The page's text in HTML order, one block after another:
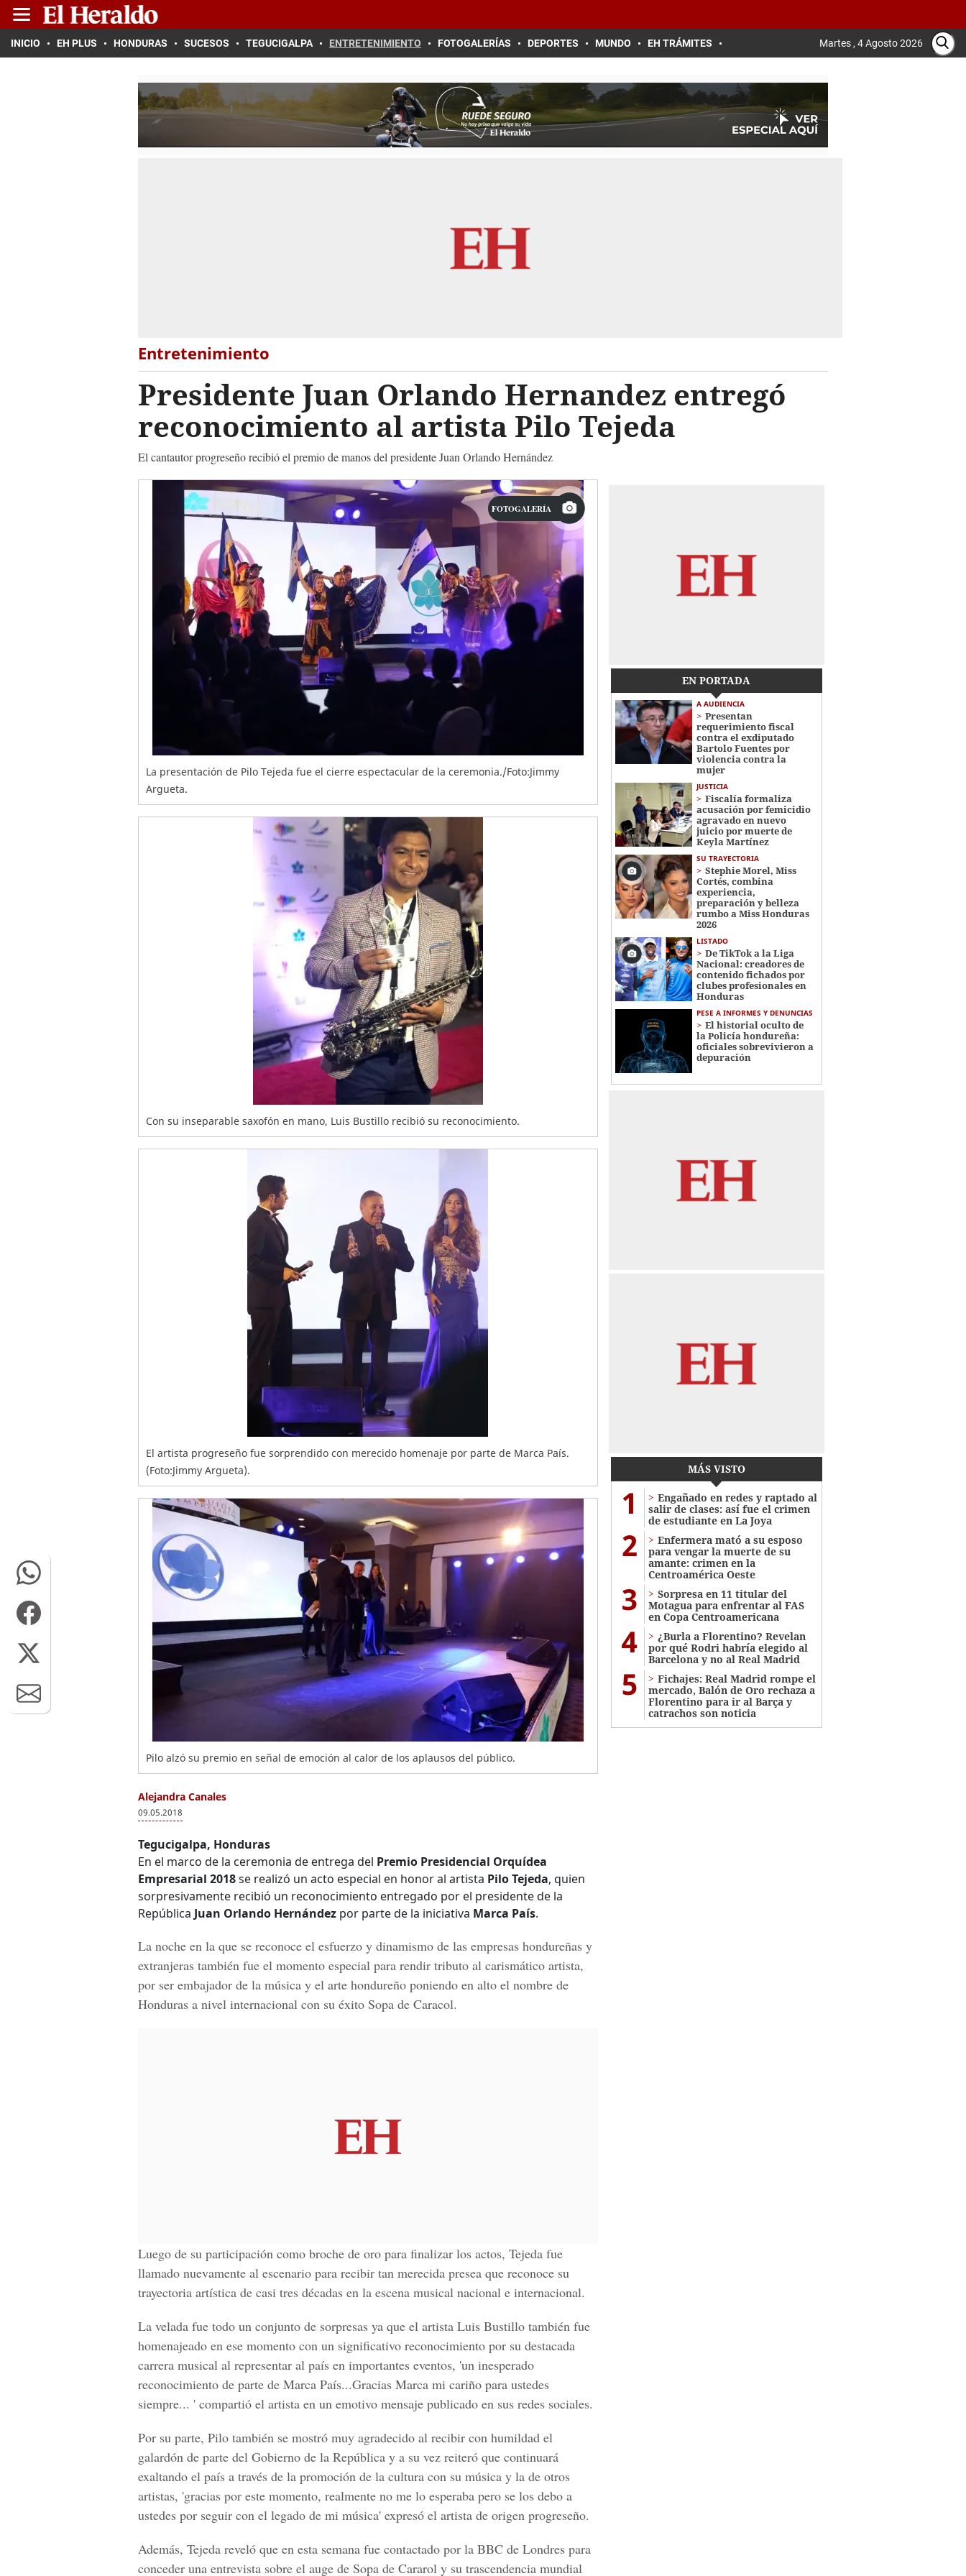
INICIO EH PLUS HONDURAS SUCESOS TEGUCIGALPA ENTRETENIMIENTO FOTOGALERÍAS DEPORTES MUNDO EH TRÁMITES Martes , 4 Agosto 2026
Entretenimiento
Presidente Juan Orlando Hernandez entregó
reconocimiento al artista Pilo Tejeda
El cantautor progreseño recibió el premio de manos del presidente Juan Orlando Hernández
FOTOGALERÍA
La presentación de Pilo Tejeda fue el cierre espectacular de la ceremonia./Foto:Jimmy
Argueta.
Con su inseparable saxofón en mano, Luis Bustillo recibió su reconocimiento.
El artista progreseño fue sorprendido con merecido homenaje por parte de Marca País.
(Foto:Jimmy Argueta).
Pilo alzó su premio en señal de emoción al calor de los aplausos del público.
Alejandra Canales
09.05.2018
Tegucigalpa, Honduras
En el marco de la ceremonia de entrega del Premio Presidencial Orquídea
Empresarial 2018se realizó un acto especial en honor al artista Pilo Tejeda, quien
sorpresivamente recibió un reconocimiento entregado por el presidente de la
República Juan Orlando Hernández por parte de la iniciativa Marca País.
La noche en la que se reconoce el esfuerzo y dinamismo de las empresas hondureñas y
extranjeras también fue el momento especial para rendir tributo al carismático artista,
por ser embajador de la música y el arte hondureño poniendo en alto el nombre de
Honduras a nivel internacional con su éxito Sopa de Caracol.
Luego de su participación como broche de oro para finalizar los actos, Tejeda fue
llamado nuevamente al escenario para recibir tan merecida presea que reconoce su
trayectoria artística de casi tres décadas en la escena musical nacional e internacional.
La velada fue todo un conjunto de sorpresas ya que el artista Luis Bustillo también fue
homenajeado en ese momento con un significativo reconocimiento por su destacada
carrera musical al representar al país en importantes eventos, 'un inesperado
reconocimiento de parte de Marca País...Gracias Marca mi cariño para ustedes
siempre... ' compartió el artista en un emotivo mensaje publicado en sus redes sociales.
Por su parte, Pilo también se mostró muy agradecido al recibir con humildad el
galardón de parte del Gobierno de la República y a su vez reiteró que continuará
exaltando el país a través de la promoción de la cultura con su música y la de otros
artistas, 'gracias por este momento, realmente no me lo esperaba pero se los debo a
ustedes por seguir con el legado de mi música' expresó el artista de origen progreseño.
Además, Tejeda reveló que en esta semana fue contactado por la BBC de Londres para
conceder una entrevista sobre el auge de Sopa de Cararol y su trascendencia mundial
EN PORTADA
A AUDIENCIA
Presentan
requerimiento fiscal
contra el exdiputado
Bartolo Fuentes por
violencia contra la
mujer
JUSTICIA
Fiscalía formaliza
acusación por femicidio
agravado en nuevo
juicio por muerte de
Keyla Martínez
SU TRAYECTORIA
Stephie Morel, Miss
Cortés, combina
experiencia,
preparación y belleza
rumbo a Miss Honduras
2026
LISTADO
De TikTok a la Liga
Nacional: creadores de
contenido fichados por
clubes profesionales en
Honduras
PESE A INFORMES Y DENUNCIAS
El historial oculto de
la Policía hondureña:
oficiales sobrevivieron a
depuración
MÁS VISTO
1
Engañado en redes y raptado al
salir de clases: así fue el crimen
de estudiante en La Joya
2
Enfermera mató a su esposo
para vengar la muerte de su
amante: crimen en la
Centroamérica Oeste
3
Sorpresa en 11 titular del
Motagua para enfrentar al FAS
en Copa Centroamericana
4
¿Burla a Florentino? Revelan
por qué Rodri habría elegido al
Barcelona y no al Real Madrid
5
Fichajes: Real Madrid rompe el
mercado, Balón de Oro rechaza a
Florentino para ir al Barça y
catrachos son noticia